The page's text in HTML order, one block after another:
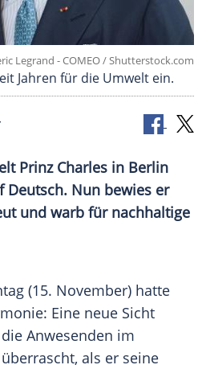
Legrand - COMEO / Shutterstock.com
Jahren für die Umwelt ein.
Prinz Charles in Berlin
Deutsch. Nun bewies er
und warb für nachhaltige
(15. November) hatte
Eine neue Sicht
Anwesenden im
überrascht, als er seine